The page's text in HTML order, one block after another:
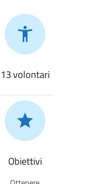
13 volontari
Obiettivi